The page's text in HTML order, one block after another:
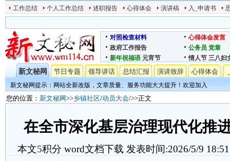
工作总结 个人工作总结 述职报告 心得体会 演讲稿 入_申请书
对照检查材料
心得体会发言
政府工作报告
公务员 党章
新年祝福语 元宵节 情人节 三八妇
新文秘网 节日专题 领导讲话 总结汇报 演讲致辞 心得体会
新文秘网提示：网站全新改版，文章质量、服务功能大大提升！欢迎加入
您的位置： 新文秘网>>乡镇社区/动员大会/>>正文
在全市深化基层治理现代化推
本文5积分 word文档下载 发表时间:2026/5/9